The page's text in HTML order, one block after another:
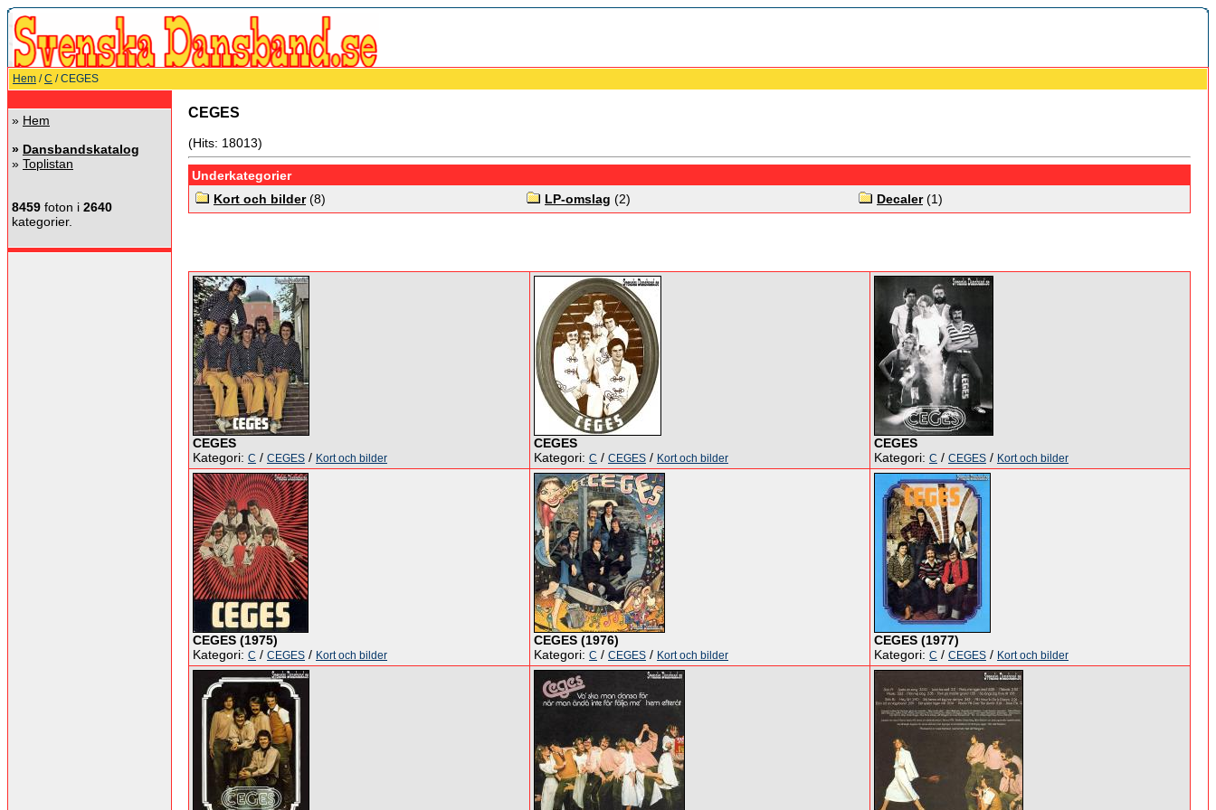
Hem /C / CEGES
» Hem
» Dansbandskatalog
» Toplistan
8459 foton i 2640
kategorier.
CEGES
(Hits: 18013)
Underkategorier
Kort och bilder(8) LP-omslag (2) Decaler(1)
CEGES
Kategori: C / CEGES / Kort och bilder
CEGES
Kategori: C / CEGES / Kort och bilder
CEGES
Kategori: C / CEGES / Kort och bilder
CEGES (1975)
Kategori: C / CEGES / Kort och bilder
CEGES (1976)
Kategori: C / CEGES / Kort och bilder
CEGES (1977)
Kategori: C / CEGES / Kort och bilder